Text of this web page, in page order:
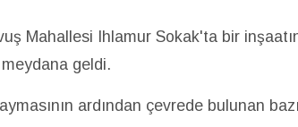
Mahallesi Ihlamur Sokak'ta bir
meydana geldi.
ardından çevrede bulunan